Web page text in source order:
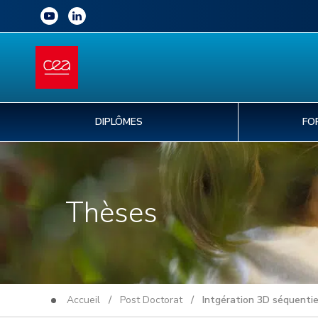
DIPLÔMES
Thèses
Accueil / Post Doctorat/ Intgération 3D